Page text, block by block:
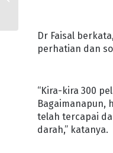
Dr Faisal
perhatian dan
“Kira-kira 300
Bagaimanapun,
telah tercapai
darah,” katanya.